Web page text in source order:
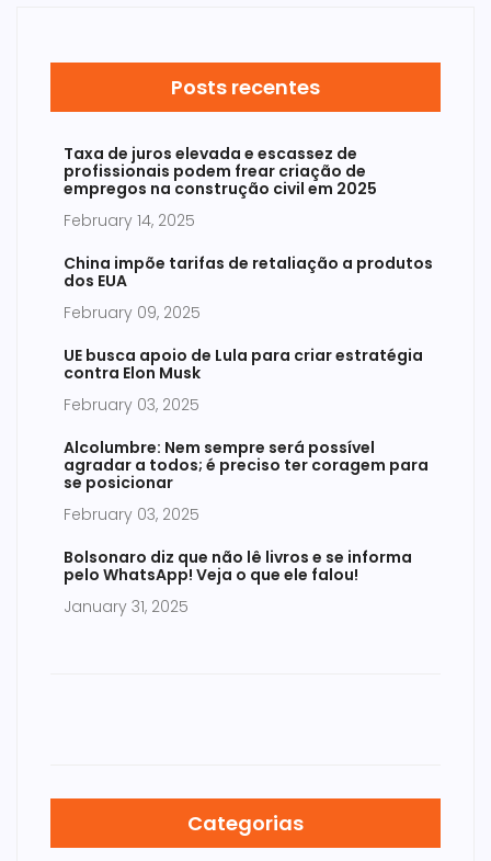
Posts recentes
Taxa de juros elevada e escassez de
profissionais podem frear criação de
empregos na construção civil em 2025
February 14, 2025
China impõe tarifas de retaliação a produtos
dos EUA
February 09, 2025
UE busca apoio de Lula para criar estratégia
contra Elon Musk
February 03, 2025
Alcolumbre: Nem sempre será possível
agradar a todos; é preciso ter coragem para
se posicionar
February 03, 2025
Bolsonaro diz que não lê livros e se informa
pelo WhatsApp! Veja o que ele falou!
January 31, 2025
Categorias